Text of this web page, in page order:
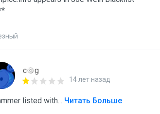
c۞g
14 лет назад
listed with... Читать Больше